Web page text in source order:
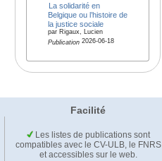
La solidarité en
Belgique ou l’histoire de
la justice sociale
par Rigaux, Lucien
Publication2026-06-18
Facilité
Les listes de publications sont
compatibles avec le CV-ULB, le FNRS
et accessibles sur le web.